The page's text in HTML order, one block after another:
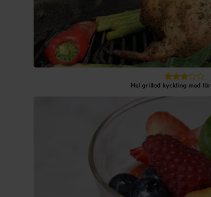
Hel grillad kyckling med